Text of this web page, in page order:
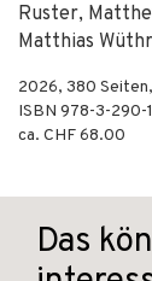
Ruster,
Matthias
2026, 380
ISBN 978-3-290-
ca. CHF 68.00
Das